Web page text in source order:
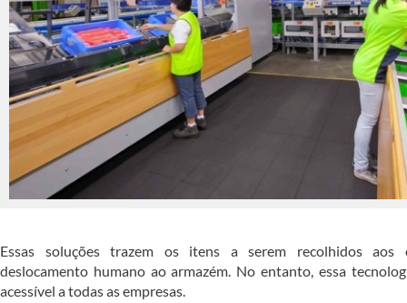
Essas soluções trazem os itens a serem recolhidos aos
deslocamento humano ao armazém. No entanto, essa
acessível a todas as empresas.